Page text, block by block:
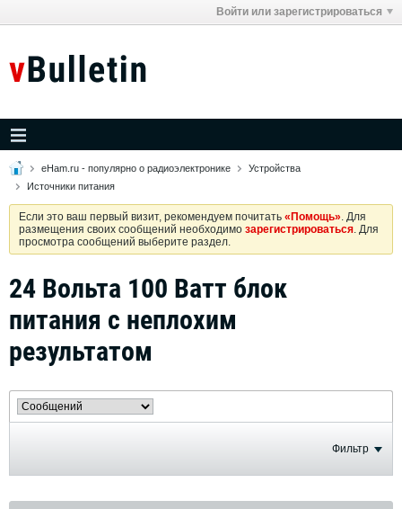
Войти или зарегистрироваться
eHam.ru - популярно о радиоэлектронике
Устройства
Источники питания
Если это ваш первый визит, рекомендуем почитать «Помощь». Для
размещения своих сообщений необходимо зарегистрироваться. Для
просмотра сообщений выберите раздел.
24 Вольта 100 Ватт блок
питания с неплохим
результатом
Фильтр